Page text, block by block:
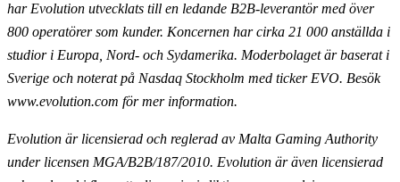
har Evolution utvecklats till en ledande B2B-leverantör med över
800 operatörer som kunder. Koncernen har cirka 21 000 anställda i
studior i Europa, Nord- och Sydamerika. Moderbolaget är baserat i
Sverige och noterat på Nasdaq Stockholm med ticker EVO. Besök
www.evolution.com för mer information.
Evolution är licensierad och reglerad av Malta Gaming Authority
under licensen MGA/B2B/187/2010. Evolution är även licensierad